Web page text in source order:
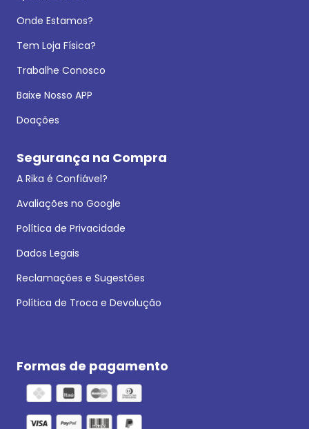
Onde Estamos?
Tem Loja Física?
Trabalhe Conosco
Baixe Nosso APP
Doações
Segurança na Compra
A Rika é Confiável?
Avaliações no Google
Política de Privacidade
Dados Legais
Reclamações e Sugestões
Política de Troca e Devolução
Formas de pagamento